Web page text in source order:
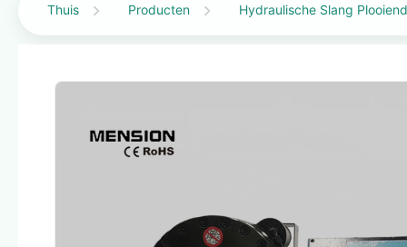
Thuis Producten Hydraulische Slang